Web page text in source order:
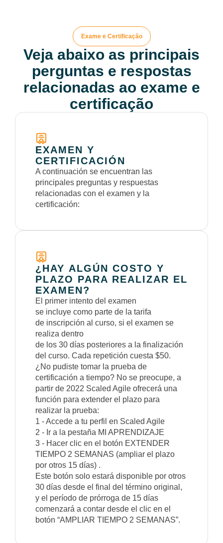
Exame e Certificação
Veja abaixo as principais
perguntas e respostas
relacionadas ao exame e
certificação
EXAMEN Y
CERTIFICACIÓN
A continuación se encuentran las
principales preguntas y respuestas
relacionadas con el examen y la
certificación:
¿HAY ALGÚN COSTO Y
PLAZO PARA REALIZAR EL
EXAMEN?
El primer intento del examen
se incluye como parte de la tarifa
de inscripción al curso, si el examen se
realiza dentro
de los 30 días posteriores a la finalización
del curso. Cada repetición cuesta $50.
¿No pudiste tomar la prueba de
certificación a tiempo? No se preocupe, a
partir de 2022 Scaled Agile ofrecerá una
función para extender el plazo para
realizar la prueba:
1 - Accede a tu perfil en Scaled Agile
2 - Ir a la pestaña MI APRENDIZAJE
3 - Hacer clic en el botón EXTENDER
TIEMPO 2 SEMANAS (ampliar el plazo
por otros 15 días) .
Este botón solo estará disponible por otros
30 días desde el final del término original,
y el período de prórroga de 15 días
comenzará a contar desde el clic en el
botón “AMPLIAR TIEMPO 2 SEMANAS”.